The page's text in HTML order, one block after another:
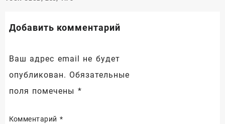
Добавить комментарий
Ваш адрес email не будет
опубликован. Обязательные
поля помечены *
Комментарий *